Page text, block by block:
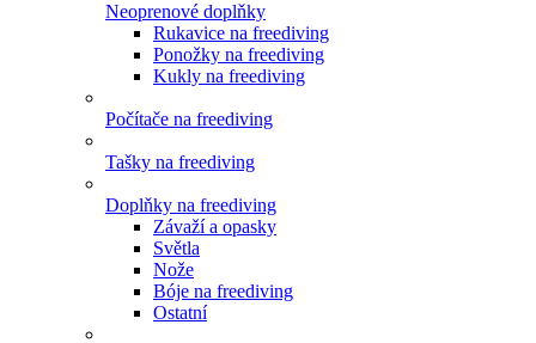
Neoprenové doplňky
Rukavice na freediving
Ponožky na freediving
Kukly na freediving
Počítače na freediving
Tašky na freediving
Doplňky na freediving
Závaží a opasky
Světla
Nože
Bóje na freediving
Ostatní